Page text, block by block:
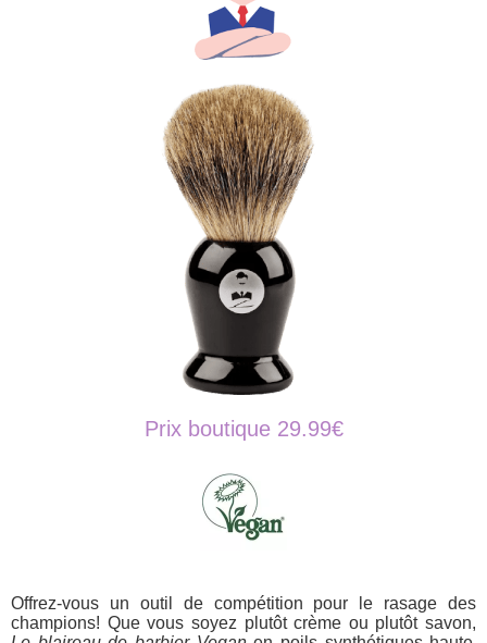
Prix boutique 29.99€
Offrez-vous un outil de compétition pour le rasage des
champions! Que vous soyez plutôt crème ou plutôt savon,